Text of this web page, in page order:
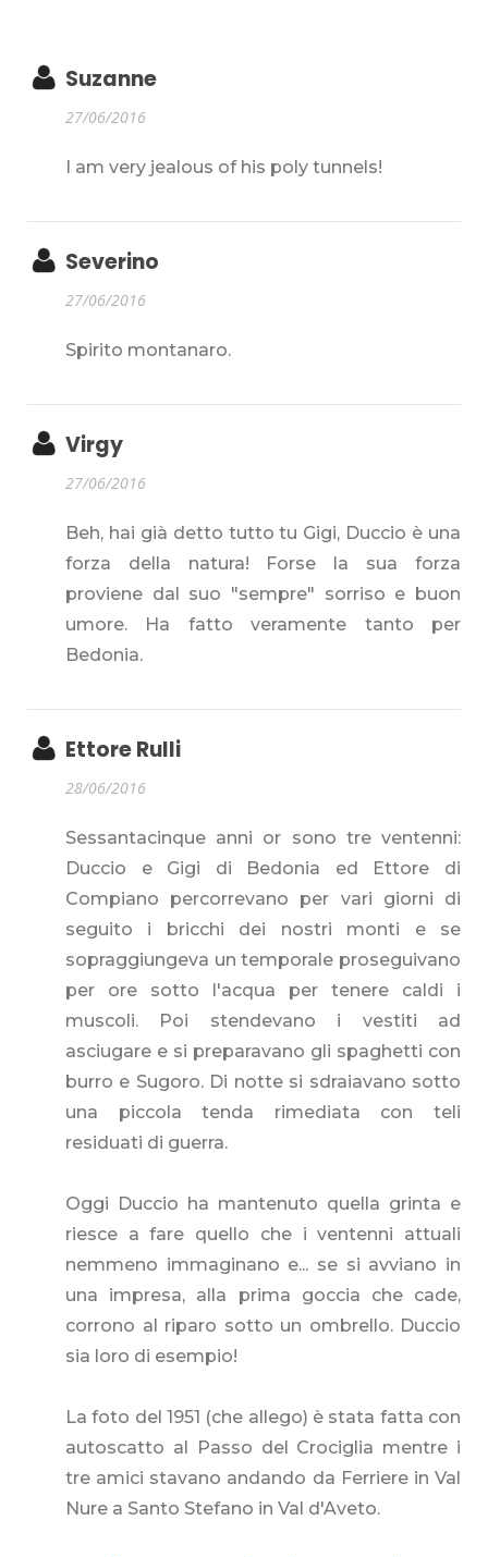
Suzanne
27/06/2016
I am very jealous of his poly tunnels!
Severino
27/06/2016
Spirito montanaro.
Virgy
27/06/2016
Beh, hai già detto tutto tu Gigi, Duccio è una
forza della natura! Forse la sua forza
proviene dal suo "sempre" sorriso e buon
umore. Ha fatto veramente tanto per
Bedonia.
Ettore Rulli
28/06/2016
Sessantacinque anni or sono tre ventenni:
Duccio e Gigi di Bedonia ed Ettore di
Compiano percorrevano per vari giorni di
seguito i bricchi dei nostri monti e se
sopraggiungeva un temporale proseguivano
per ore sotto l'acqua per tenere caldi i
muscoli. Poi stendevano i vestiti ad
asciugare e si preparavano gli spaghetti con
burro e Sugoro. Di notte si sdraiavano sotto
una piccola tenda rimediata con teli
residuati di guerra.
Oggi Duccio ha mantenuto quella grinta e
riesce a fare quello che i ventenni attuali
nemmeno immaginano e... se si avviano in
una impresa, alla prima goccia che cade,
corrono al riparo sotto un ombrello. Duccio
sia loro di esempio!
La foto del 1951 (che allego) è stata fatta con
autoscatto al Passo del Crociglia mentre i
tre amici stavano andando da Ferriere in Val
Nure a Santo Stefano in Val d'Aveto.